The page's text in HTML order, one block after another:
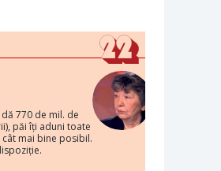
770 de mil. de
păi îți aduni toate
mai bine posibil.